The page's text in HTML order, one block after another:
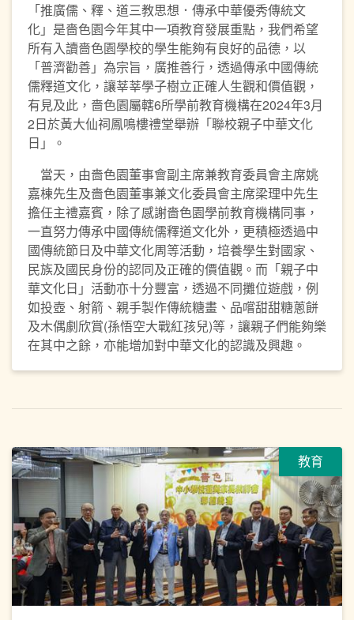
「推廣儒、釋、道三教思想．傳承中華優秀傳統文
化」是嗇色園今年其中一項教育發展重點，我們希望
所有入讀嗇色園學校的學生能夠有良好的品德，以
「普濟勸善」為宗旨，廣推善行，透過傳承中國傳統
儒釋道文化，讓莘莘學子樹立正確人生觀和價值觀，
有見及此，嗇色園屬轄6所學前教育機構在2024年3月
2日於黃大仙祠鳳鳴樓禮堂舉辦「聯校親子中華文化
日」。
當天，由嗇色園董事會副主席兼教育委員會主席姚
嘉棟先生及嗇色園董事兼文化委員會主席梁理中先生
擔任主禮嘉賓，除了感謝嗇色園學前教育機構同事，
一直努力傳承中國傳統儒釋道文化外，更積極透過中
國傳統節日及中華文化周等活動，培養學生對國家、
民族及國民身份的認同及正確的價值觀。而「親子中
華文化日」活動亦十分豐富，透過不同攤位遊戲，例
如投壺、射箭、親手製作傳統糖畫、品嚐甜甜糖蔥餅
及木偶劇欣賞(孫悟空大戰紅孩兒)等，讓親子們能夠樂
在其中之餘，亦能增加對中華文化的認識及興趣。
教育